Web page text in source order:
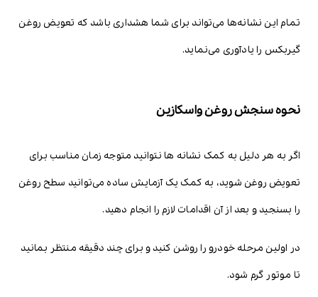
تمام این نشانه‌ها می‌تواند برای شما هشداری باشد که تعویض روغن
گیربکس را یادآوری می‌نماید.
نحوه سنجش روغن واسکازین
اگر به هر دلیل به کمک نشانه ها نتوانید متوجه زمان مناسب برای
تعویض روغن شوید، به کمک یک آزمایش ساده می‌توانید سطح روغن
را بسنجید و بعد از آن اقدامات لازم را انجام دهید.
در اولین مرحله خودرو را روشن کنید و برای چند دقیقه منتظر بمانید
تا موتور گرم شود.